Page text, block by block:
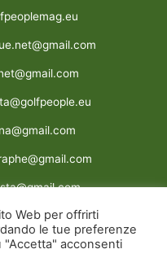
3288862722
by Golfpeoplemag
Web per offrirti
le tue preferenze
"Accetta" acconsenti